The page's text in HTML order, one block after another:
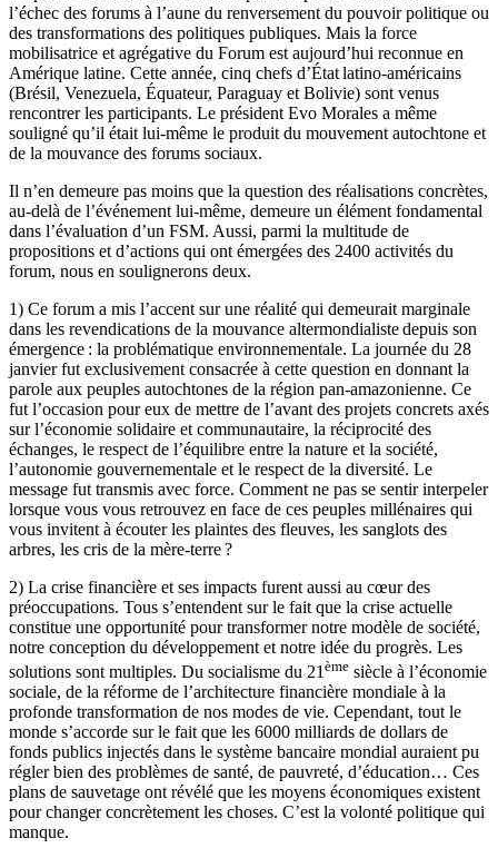
l’échec des forums à l’aune du renversement du pouvoir politique ou
des transformations des politiques publiques. Mais la force
mobilisatrice et agrégative du Forum est aujourd’hui reconnue en
Amérique latine. Cette année, cinq chefs d’État latino-américains
(Brésil, Venezuela, Équateur, Paraguay et Bolivie) sont venus
rencontrer les participants. Le président Evo Morales a même
souligné qu’il était lui-même le produit du mouvement autochtone et
de la mouvance des forums sociaux.
Il n’en demeure pas moins que la question des réalisations concrètes,
au-delà de l’événement lui-même, demeure un élément fondamental
dans l’évaluation d’un FSM. Aussi, parmi la multitude de
propositions et d’actions qui ont émergées des 2400 activités du
forum, nous en soulignerons deux.
1) Ce forum a mis l’accent sur une réalité qui demeurait marginale
dans les revendications de la mouvance altermondialiste depuis son
émergence : la problématique environnementale. La journée du 28
janvier fut exclusivement consacrée à cette question en donnant la
parole aux peuples autochtones de la région pan-amazonienne. Ce
fut l’occasion pour eux de mettre de l’avant des projets concrets axés
sur l’économie solidaire et communautaire, la réciprocité des
échanges, le respect de l’équilibre entre la nature et la société,
l’autonomie gouvernementale et le respect de la diversité. Le
message fut transmis avec force. Comment ne pas se sentir interpeler
lorsque vous vous retrouvez en face de ces peuples millénaires qui
vous invitent à écouter les plaintes des fleuves, les sanglots des
arbres, les cris de la mère-terre ?
2) La crise financière et ses impacts furent aussi au cœur des
préoccupations. Tous s’entendent sur le fait que la crise actuelle
constitue une opportunité pour transformer notre modèle de société,
notre conception du développement et notre idée du progrès. Les
solutions sont multiples. Du socialisme du 21 ème siècle à l’économie
sociale, de la réforme de l’architecture financière mondiale à la
profonde transformation de nos modes de vie. Cependant, tout le
monde s’accorde sur le fait que les 6000 milliards de dollars de
fonds publics injectés dans le système bancaire mondial auraient pu
régler bien des problèmes de santé, de pauvreté, d’éducation… Ces
plans de sauvetage ont révélé que les moyens économiques existent
pour changer concrètement les choses. C’est la volonté politique qui
manque.